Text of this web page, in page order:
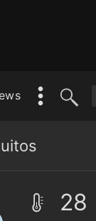
Freitag
28